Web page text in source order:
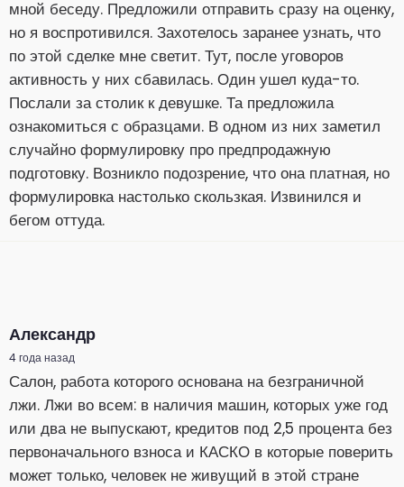
мной беседу. Предложили отправить сразу на оценку,
но я воспротивился. Захотелось заранее узнать, что
по этой сделке мне светит. Тут, после уговоров
активность у них сбавилась. Один ушел куда-то.
Послали за столик к девушке. Та предложила
ознакомиться с образцами. В одном из них заметил
случайно формулировку про предпродажную
подготовку. Возникло подозрение, что она платная, но
формулировка настолько скользкая. Извинился и
бегом оттуда.
Александр
4 года назад
Салон, работа которого основана на безграничной
лжи. Лжи во всем: в наличия машин, которых уже год
или два не выпускают, кредитов под 2,5 процента без
первоначального взноса и КАСКО в которые поверить
может только, человек не живущий в этой стране